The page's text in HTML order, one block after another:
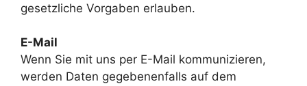
gesetzliche Vorgaben erlauben.
E-Mail
Wenn Sie mit uns per E-Mail kommunizieren,
werden Daten gegebenenfalls auf dem